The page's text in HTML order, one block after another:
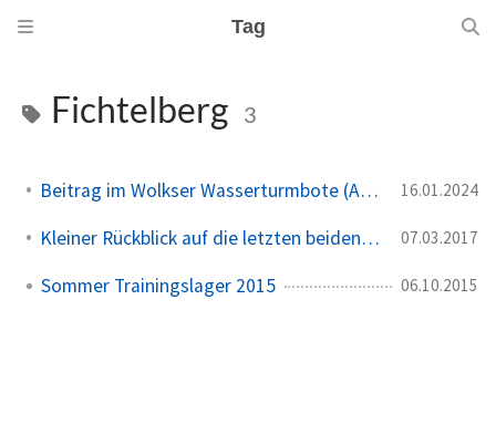
Tag
Fichtelberg 3
Beitrag im Wolkser Wasserturmbote (Ausgabe 2024/02) 16.01.2024
Kleiner Rückblick auf die letzten beiden Wintermonate 07.03.2017
Sommer Trainingslager 2015 06.10.2015